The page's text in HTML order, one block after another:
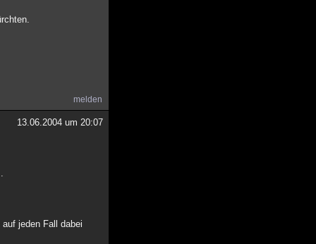
melden
13.06.2004 um 20:07
jeden Fall dabei